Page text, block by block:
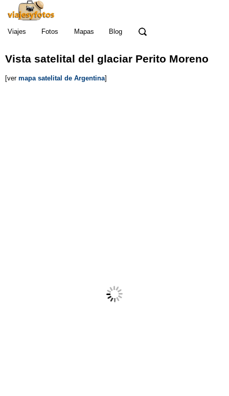
Viajes Fotos Mapas Blog
Vista satelital del glaciar Perito Moreno
[ver mapa satelital de Argentina]